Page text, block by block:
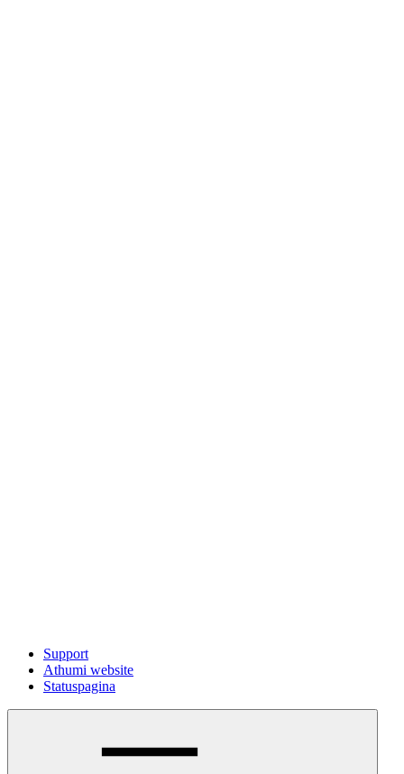
Support
Athumi website
Statuspagina